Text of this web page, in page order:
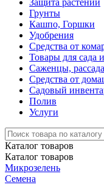
Грунты
Кашпо, Горшки
Удобрения
Средства от
Товары для сада
Саженцы, рассада
Средства от
Садовый
Полив
Услуги
Каталог товаров
Каталог товаров
Микрозелень
Семена